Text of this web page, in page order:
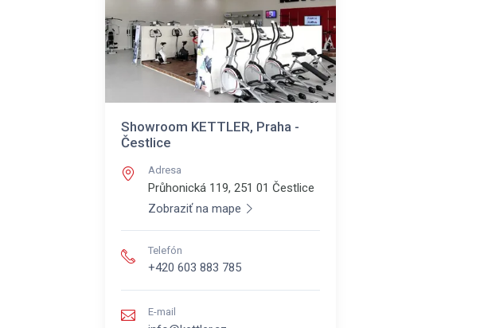
Showroom KETTLER, Praha -
Čestlice
Adresa
Průhonická 119, 251 01 Čestlice
Zobraziť na mape
Telefón
+420 603 883 785
E-mail